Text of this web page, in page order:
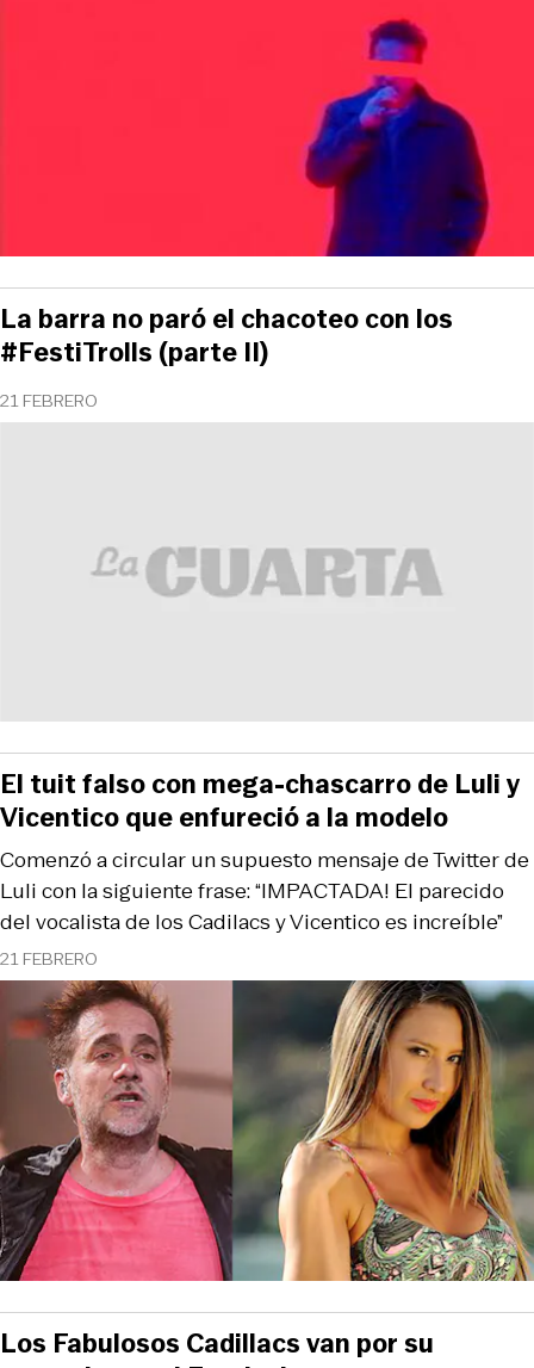
21 FEBRERO
La barra no paró el chacoteo con los
#FestiTrolls (parte II)
21 FEBRERO
Comenzó a circular un supuesto mensaje de Twitter de
Luli con la siguiente frase: “IMPACTADA! El parecido
del vocalista de los Cadilacs y Vicentico es increíble”
El tuit falso con mega-chascarro de Luli y
Vicentico que enfureció a la modelo
Los Fabulosos Cadillacs van por su